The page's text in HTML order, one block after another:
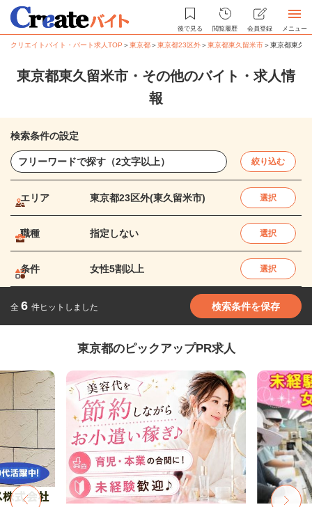
後で見る 閲覧履歴 会員登録 メニュー
クリエイトバイト・パート求人TOP ＞東京都＞東京都23区外＞東京都東久留米市＞東京都東久
東京都東久留米市・その他のバイト・求人情
報
検索条件の設定
絞り込む
エリア 東京都23区外(東久留米市) 選択
職種 指定しない 選択
条件 女性5割以上 選択
全 6 件ヒットしました 検索条件を保存
東京都のピックアップPR求人